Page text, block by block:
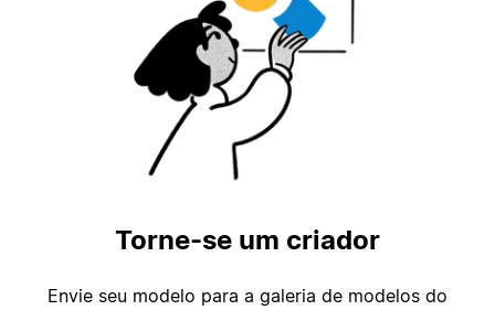
Torne-se um criador
Envie seu modelo para a galeria de modelos do